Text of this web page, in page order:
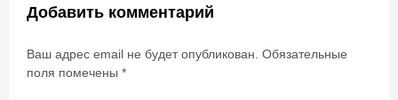
Добавить комментарий
Ваш адрес email не будет опубликован. Обязательные
поля помечены *